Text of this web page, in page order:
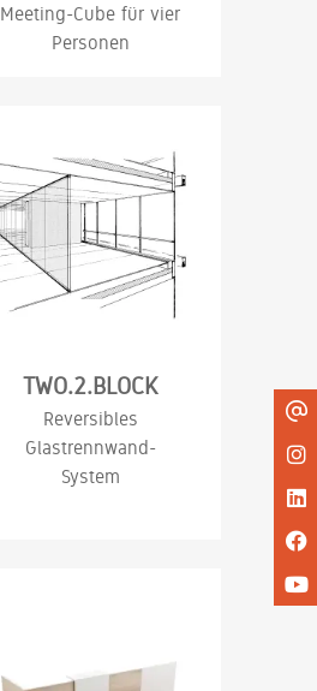
Meeting-Cube für vier
Personen
TWO.2.BLOCK
Reversibles
Glastrennwand-
System